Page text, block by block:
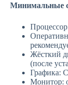
Минимальные
Жёсткий
(после
Графика:
Монитор: